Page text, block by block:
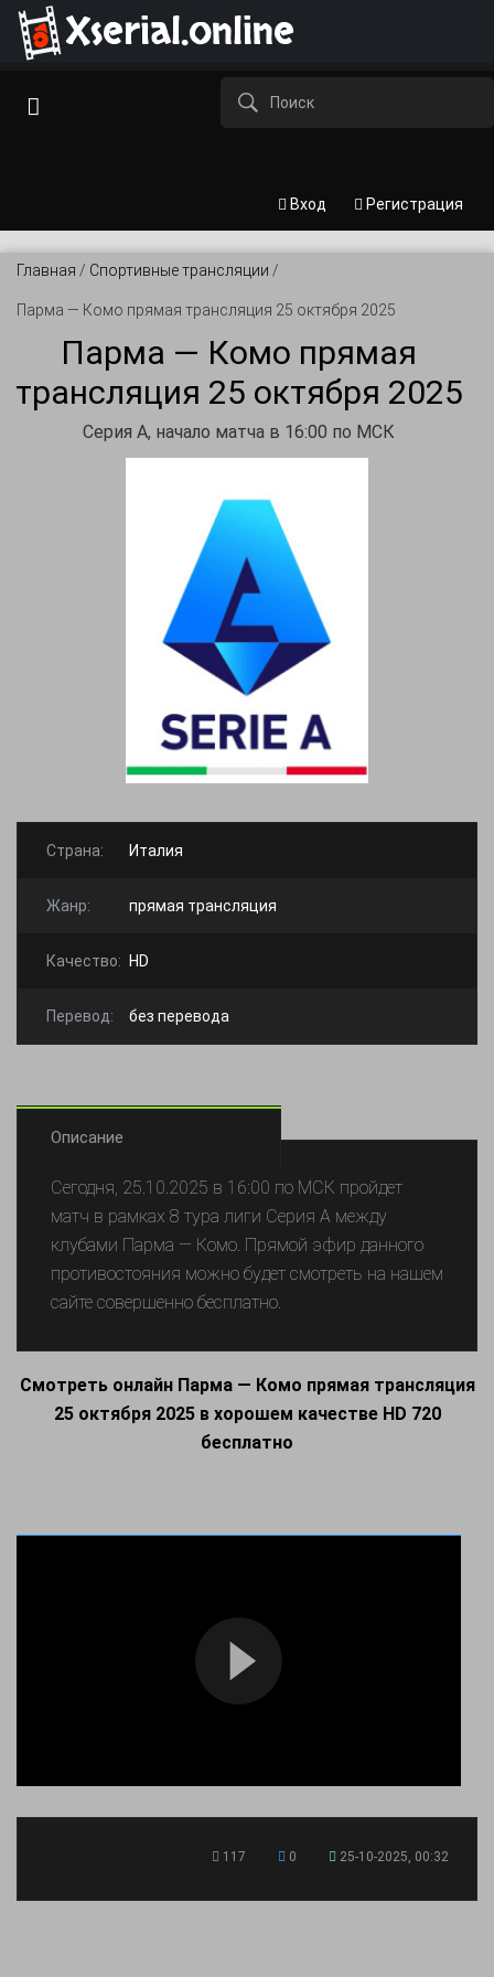
Xserial.online
Вход Регистрация
Главная / Спортивные трансляции /
Парма — Комо прямая трансляция 25 октября 2025
Парма — Комо прямая
трансляция 25 октября 2025
Серия А, начало матча в 16:00 по МСК
Страна: Италия
Жанр: прямая трансляция
Качество: HD
Перевод: без перевода
Описание
Сегодня, 25.10.2025 в 16:00 по МСК пройдет
матч в рамках 8 тура лиги Серия А между
клубами Парма — Комо. Прямой эфир данного
противостояния можно будет смотреть на нашем
сайте совершенно бесплатно.
Смотреть онлайн Парма — Комо прямая трансляция
25 октября 2025 в хорошем качестве HD 720
бесплатно
117 0 25-10-2025, 00:32